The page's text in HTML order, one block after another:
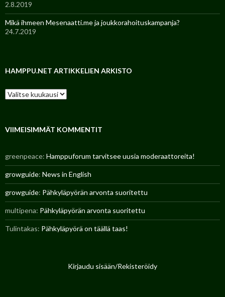
2.8.2019
Mikä ihmeen Mesenaatti.me ja joukkorahoituskampanja?
24.7.2019
HAMPPU.NET ARTIKKELIEN ARKISTO
H
a
p
n
e
t
a
r
t
i
k
k
VIIMEISIMMÄT KOMMENTIT
greenpeace: Hamppuforum tarvitsee uusia moderaattoreita!
growguide: News in English
growguide: Pähkyläpyörän arvonta suoritettu
multipena: Pähkyläpyörän arvonta suoritettu
Tulintakas: Pähkyläpyörä on täällä taas!
Kirjaudu sisään/Rekisteröidy